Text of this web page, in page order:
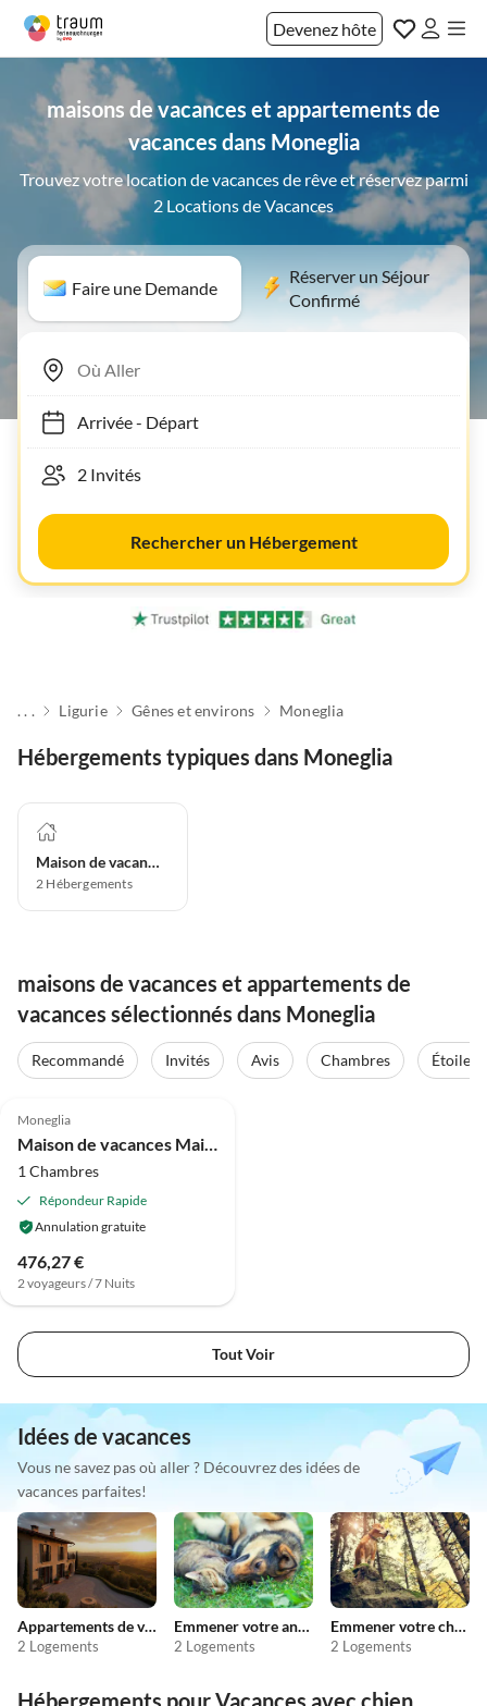
Devenez hôte
maisons de vacances et appartements de
vacances dans Moneglia
Trouvez votre location de vacances de rêve et réservez parmi
2 Locations de Vacances
Faire une Demande
Réserver un Séjour
Confirmé
Arrivée- Départ
Rechercher un Hébergement
. . . Ligurie Gênes et environs Moneglia
Hébergements typiques dans Moneglia
Maison de vacances
2 Hébergements
maisons de vacances et appartements de
vacances sélectionnés dans Moneglia
Recommandé Invités Avis Chambres
Étoiles
Moneglia
Maison de vacances Maison côtière à Moneglia
1 Chambres
Répondeur Rapide
Annulation gratuite
476,27 €
2 voyageurs / 7 Nuits
Tout Voir
Idées de vacances
Vous ne savez pas où aller ? Découvrez des idées de
vacances parfaites!
Appartements de vacances pas chers
2 Logements
Emmener votre animal en vacances
2 Logements
Emmener votre chien en vacances
2 Logements
Hébergements pour Vacances avec chien